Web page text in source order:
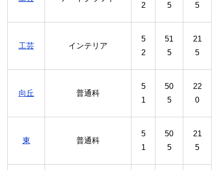
2
5 5
工芸 インテリア
5
2
51
5
21
5
向丘 普通科
5
1
50
5
22
0
東 普通科
5
1
50
5
21
5